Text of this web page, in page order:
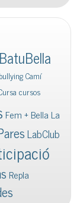
BatuBella
bullyingCamí
cursos
Fem + Bella La
LabClub
Repla